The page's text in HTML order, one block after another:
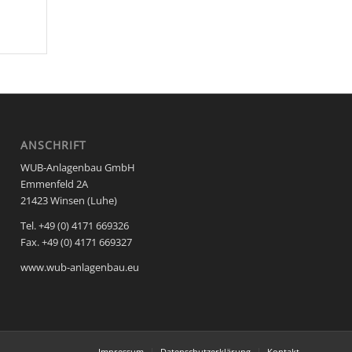
ANSCHRIFT
WUB-Anlagenbau GmbH
Emmenfeld 2A
21423 Winsen (Luhe)
Tel. +49 (0) 4171 669326
Fax. +49 (0) 4171 669327
www.wub-anlagenbau.eu